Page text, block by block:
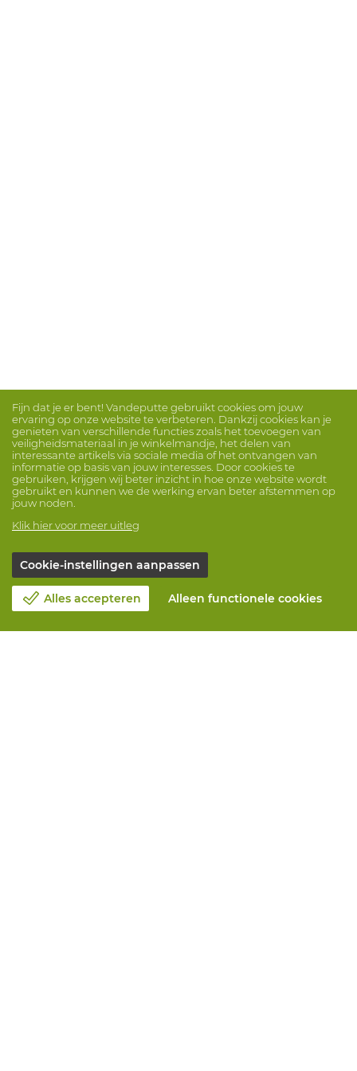
Fijn dat je er bent! Vandeputte gebruikt cookies om jouw
ervaring op onze website te verbeteren. Dankzij cookies kan je
genieten van verschillende functies zoals het toevoegen van
veiligheidsmateriaal in je winkelmandje, het delen van
interessante artikels via sociale media of het ontvangen van
informatie op basis van jouw interesses. Door cookies te
gebruiken, krijgen wij beter inzicht in hoe onze website wordt
gebruikt en kunnen we de werking ervan beter afstemmen op
jouw noden.
Klik hier voor meer uitleg
Cookie-instellingen aanpassen
Alles accepteren Alleen functionele cookies